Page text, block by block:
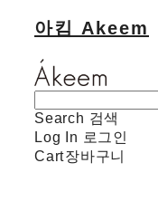
아킴 Akeem
Search 검색
Log In 로그인
Cart장바구니